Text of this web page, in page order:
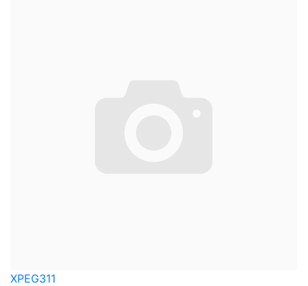
XPEG311